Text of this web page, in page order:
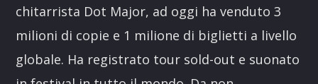
chitarrista Dot Major, ad oggi ha venduto 3
milioni di copie e 1 milione di biglietti a livello
globale. Ha registrato tour sold-out e suonato